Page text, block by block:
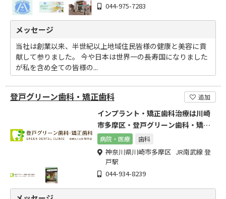
044-975-7283
メッセージ
当社は創業以来、半世紀以上地域住民皆様の健康と美容に貢
献して参りました。 今や日本は世界一の長寿国になりました
が私を含め全ての皆様の...
登戸グリーン歯科・矯正歯科 追加
インプラント・矯正歯科治療は川崎
市多摩区・登戸グリーン歯科・矯正
歯科まで
病院・医療 歯科
神奈川県川崎市多摩区 JR南武線 登
戸駅
044-934-8239